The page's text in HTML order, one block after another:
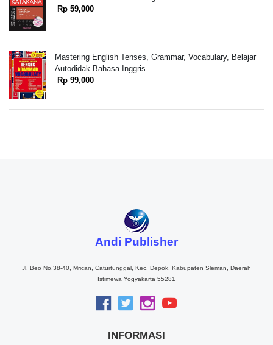
Rp 59,000
Mastering English Tenses, Grammar, Vocabulary, Belajar
Autodidak Bahasa Inggris
Rp 99,000
Andi Publisher
Jl. Beo No.38-40, Mrican, Caturtunggal, Kec. Depok, Kabupaten Sleman, Daerah
Istimewa Yogyakarta 55281
INFORMASI